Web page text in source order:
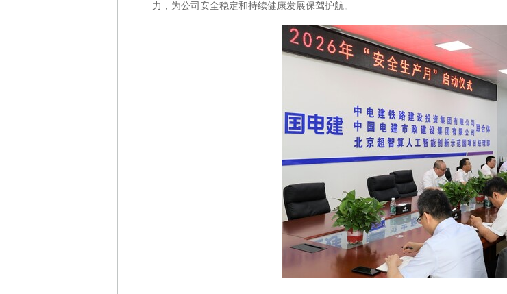
力，为公司安全稳定和持续健康发展保驾护航。